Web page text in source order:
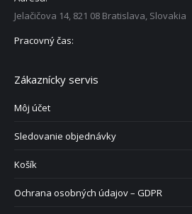
Jelačičova 14, 821 08 Bratislava, Slovakia
Pracovný čas:
Zákaznícky servis
Môj účet
Sledovanie objednávky
Košík
Ochrana osobných údajov – GDPR